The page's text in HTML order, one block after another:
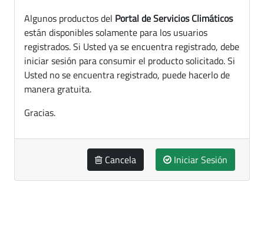
Algunos productos del Portal de Servicios Climáticos
están disponibles solamente para los usuarios
registrados. Si Usted ya se encuentra registrado, debe
iniciar sesión para consumir el producto solicitado. Si
Usted no se encuentra registrado, puede hacerlo de
manera gratuita.
Gracias.
Cancela Iniciar Sesión